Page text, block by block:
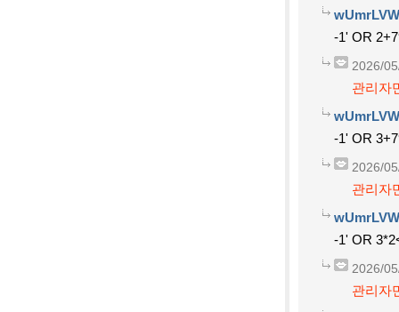
-1' OR
2026/
관리자
-1' OR
2026/
관리자
-1' OR
2026/
관리자